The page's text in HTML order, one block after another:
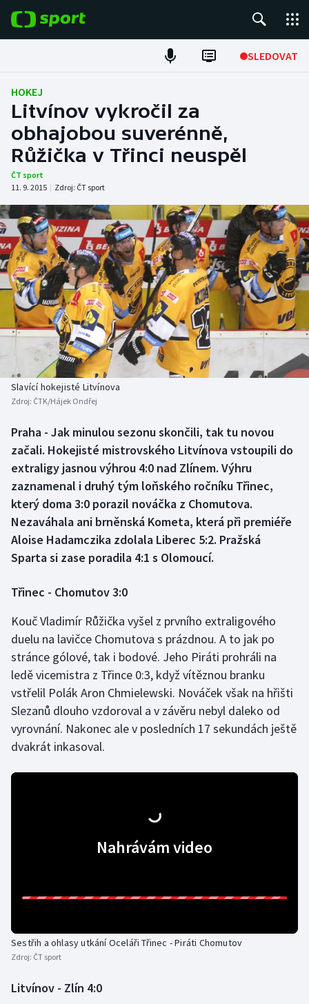
SLEDOVAT
Fotbal
Hokej
Tenis
Atletika
Cyklistika
DALŠÍ SPORTY
Americký fotbal
Baseball a softbal
Basketbal
Biatlon
Box
Curling
Dostihy
Florbal
Golf
Gymnastika
Házená
Jezdectví
Judo
Lyže a snowboard
Olympijské hry
Parasport
NEPŘEHLÉDNĚTE
Soutěže
Historické návraty
Aplikace ČT sport
HOKEJ
Litvínov vykročil za
obhajobou suverénně,
Růžička v Třinci neuspěl
ČT sport
11. 9. 2015 | Zdroj: ČT sport
Slavící hokejisté Litvínova
Zdroj: ČTK/Hájek Ondřej
Praha - Jak minulou sezonu skončili, tak tu novou
začali. Hokejisté mistrovského Litvínova vstoupili do
extraligy jasnou výhrou 4:0 nad Zlínem. Výhru
zaznamenal i druhý tým loňského ročníku Třinec,
který doma 3:0 porazil nováčka z Chomutova.
Nezaváhala ani brněnská Kometa, která při premiéře
Aloise Hadamczika zdolala Liberec 5:2. Pražská
Sparta si zase poradila 4:1 s Olomoucí.
Třinec - Chomutov 3:0
Kouč Vladimír Růžička vyšel z prvního extraligového
duelu na lavičce Chomutova s prázdnou. A to jak po
stránce gólové, tak i bodové. Jeho Piráti prohráli na
ledě vicemistra z Třince 0:3, když vítěznou branku
vstřelil Polák Aron Chmielewski. Nováček však na hřišti
Slezanů dlouho vzdoroval a v závěru nebyl daleko od
vyrovnání. Nakonec ale v posledních 17 sekundách ještě
dvakrát inkasoval.
Nahrávám video
Sestřih a ohlasy utkání Oceláři Třinec - Piráti Chomutov
Zdroj: ČT sport
Litvínov - Zlín 4:0